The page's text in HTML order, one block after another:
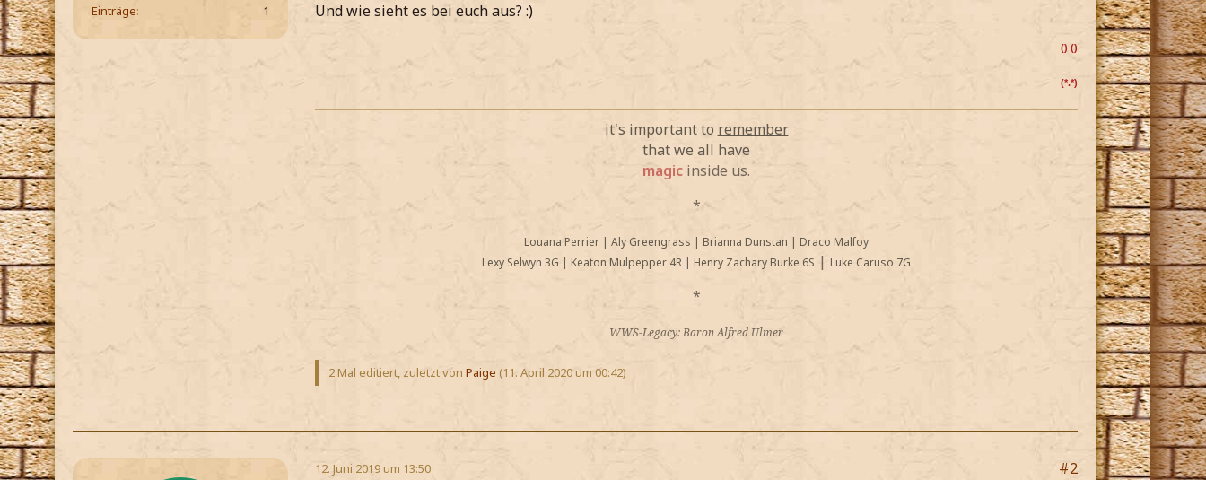
Einträge
1
Und wie sieht es bei euch aus? :)
() ()
(*.*)
it's important to remember
that we all have
magic inside us.
*
Louana Perrier | Aly Greengrass | Brianna Dunstan | Draco Malfoy
Lexy Selwyn 3G | Keaton Mulpepper 4R | Henry Zachary Burke 6S | Luke Caruso 7G
*
WWS-Legacy: Baron Alfred Ulmer
2 Mal editiert, zuletzt von Paige (11. April 2020 um 00:42)
12. Juni 2019 um 13:50
#2